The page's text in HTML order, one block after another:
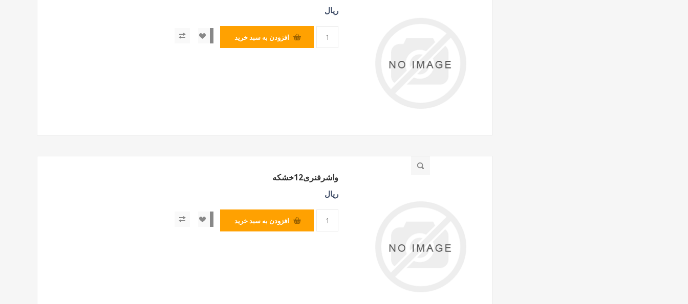
ریال
افزودن به سبد خرید
واشرفنری12خشکه
ریال
افزودن به سبد خرید